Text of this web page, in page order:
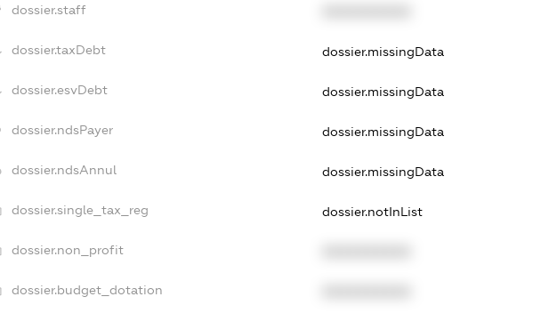
dossier.staff
dossier.taxDebt dossier.missingData
dossier.esvDebt dossier.missingData
dossier.ndsPayer dossier.missingData
dossier.ndsAnnul dossier.missingData
dossier.single_tax_reg dossier.notInList
dossier.non_profit
dossier.budget_dotation